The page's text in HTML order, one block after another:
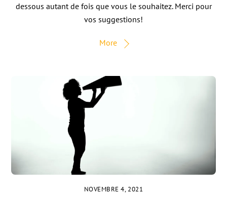
dessous autant de fois que vous le souhaitez. Merci pour
vos suggestions!
More
NOVEMBRE 4, 2021